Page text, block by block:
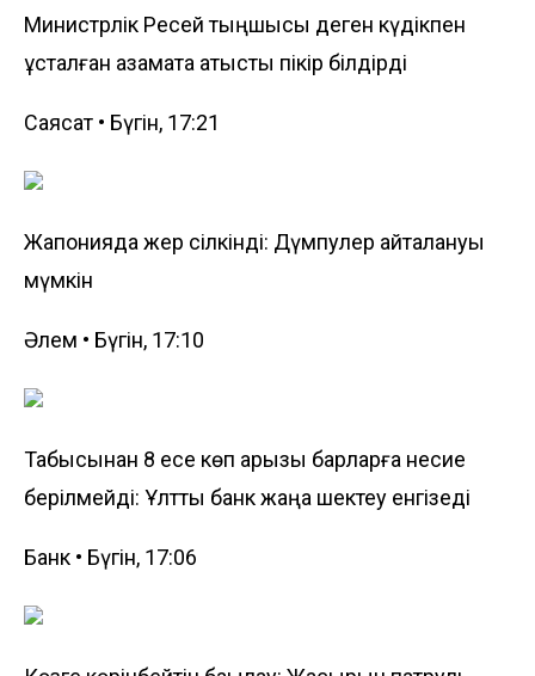
Министрлік Ресей тыңшысы деген күдікпен
ұсталған азаматқа қатысты пікір білдірді
Саясат • Бүгін, 17:21
Жапонияда жер сілкінді: Дүмпулер қайталануы
мүмкін
Әлем • Бүгін, 17:10
Табысынан 8 есе көп қарызы барларға несие
берілмейді: Ұлттық банк жаңа шектеу енгізеді
Банк • Бүгін, 17:06